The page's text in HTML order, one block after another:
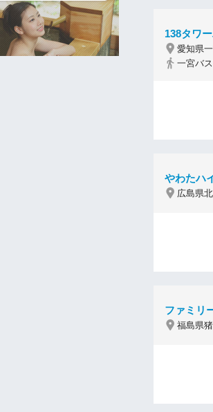
138タワ
愛知県
一宮バ
やわたハ
広島県
ファミリ
福島県